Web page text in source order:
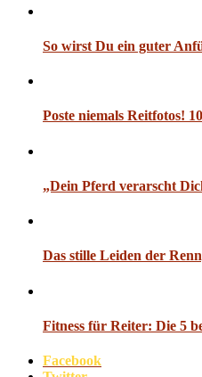
So wirst Du ein guter
Poste niemals Reitfotos!
„Dein Pferd verarscht
Das stille Leiden der
Fitness für Reiter: Die 5
Facebook